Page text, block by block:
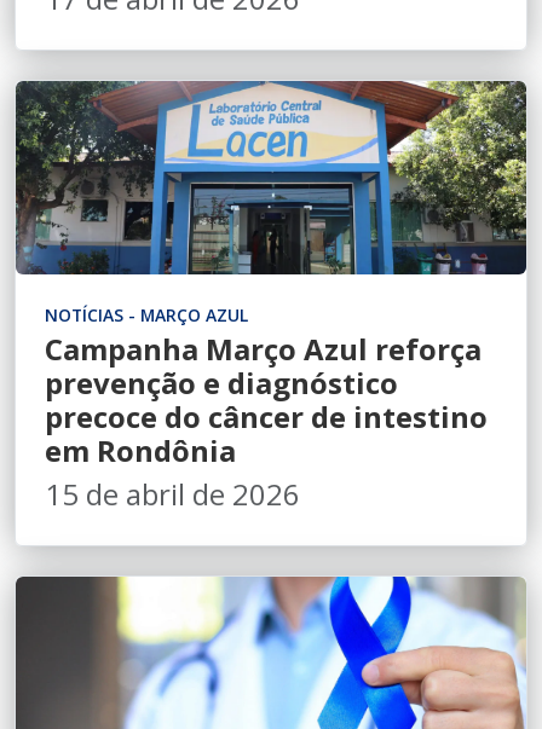
NOTÍCIAS - MARÇO AZUL
Campanha Março Azul reforça
prevenção e diagnóstico
precoce do câncer de intestino
em Rondônia
15 de abril de 2026